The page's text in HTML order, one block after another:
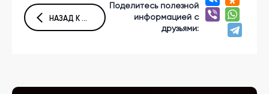
НАЗАД К СПИСКУ СТАТЕЙ
Поделитесь полезной
информацией с
друзьями: